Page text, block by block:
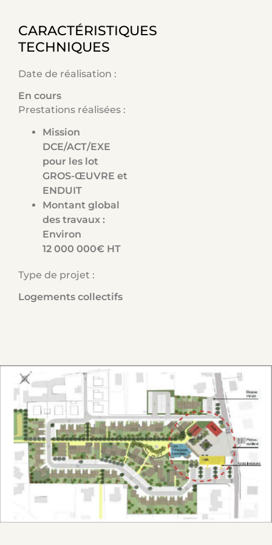
CARACTÉRISTIQUES
TECHNIQUES
Date de réalisation :
En cours
Prestations réalisées :
Mission
DCE/ACT/EXE
pour les lot
GROS-ŒUVRE et
ENDUIT
Montant global
des travaux :
Environ
12 000 000€ HT
Type de projet :
Logements collectifs